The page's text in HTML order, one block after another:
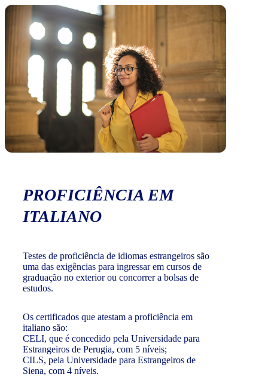
PROFICIÊNCIA EM
ITALIANO
Testes de proficiência de idiomas estrangeiros são
uma das exigências para ingressar em cursos de
graduação no exterior ou concorrer a bolsas de
estudos.
Os certificados que atestam a proficiência em
italiano são:
CELI, que é concedido pela Universidade para
Estrangeiros de Perugia, com 5 níveis;
CILS, pela Universidade para Estrangeiros de
Siena, com 4 níveis.